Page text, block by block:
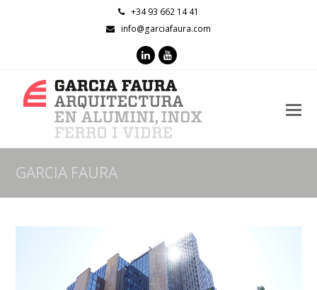
+34 93 662 14 41
info@garciafaura.com
LinkedInYoutube
GARCIA FAURA